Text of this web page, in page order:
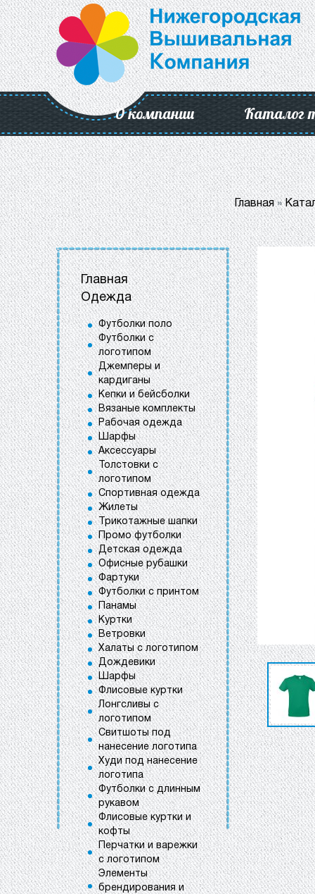
О компании Каталог
Главная»
Главная
Одежда
Футболки поло
Футболки с
логотипом
Джемперы и
кардиганы
Кепки и бейсболки
Вязаные комплекты
Рабочая одежда
Шарфы
Аксессуары
Толстовки с
логотипом
Спортивная одежда
Жилеты
Трикотажные шапки
Промо футболки
Детская одежда
Офисные рубашки
Фартуки
Футболки с принтом
Панамы
Куртки
Ветровки
Халаты с логотипом
Дождевики
Шарфы
Флисовые куртки
Лонгсливы с
логотипом
Свитшоты под
нанесение логотипа
Худи под нанесение
логотипа
Футболки с длинным
рукавом
Флисовые куртки и
кофты
Перчатки и варежки
с логотипом
Элементы
брендирования и